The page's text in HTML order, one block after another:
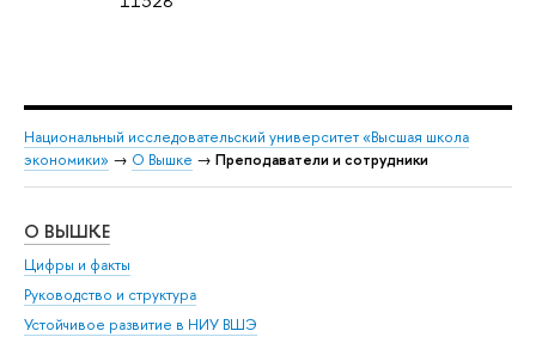
Национальный исследовательский университет «Высшая школа
экономики» → О Вышке → Преподаватели и сотрудники
О ВЫШКЕ
Цифры и факты
Руководство и структура
Устойчивое развитие в НИУ ВШЭ